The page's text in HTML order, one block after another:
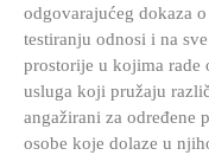
odgovarajućeg dokaza
testiranju odnosi i na
prostorije u kojima rade
usluga koji pružaju
angažirani za određene
osobe koje dolaze u